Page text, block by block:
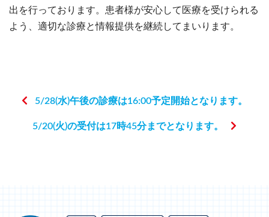
出を行っております。患者様が安心して医療を受けられる
よう、適切な診療と情報提供を継続してまいります。
5/28(水)午後の診療は16:00予定開始となります。
5/20(火)の受付は17時45分までとなります。